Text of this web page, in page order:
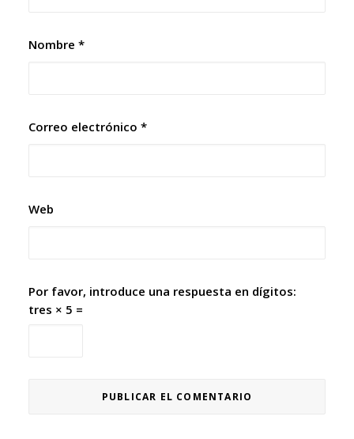
Nombre *
Correo electrónico *
Web
Por favor, introduce una respuesta en dígitos:
tres × 5 =